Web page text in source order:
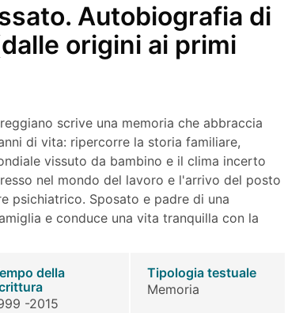
Autobiografia di
origini ai primi
scrive una memoria che abbraccia
di vita: ripercorre la storia familiare,
vissuto da bambino e il clima incerto
nel mondo del lavoro e l'arrivo del posto
psichiatrico. Sposato e padre di una
e conduce una vita tranquilla con la
della
-2015
Tipologia testuale
Memoria